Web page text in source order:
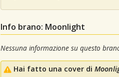
Info brano: Moonlight
Nessuna informazione su questo
Hai fatto una cover di